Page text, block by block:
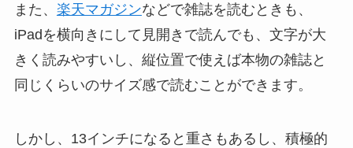
また、 楽天マガジンなどで雑誌を読むときも、
iPadを横向きにして見開きで読んでも、文字が大
きく読みやすいし、縦位置で使えば本物の雑誌と
同じくらいのサイズ感で読むことができます。
しかし、13インチになると重さもあるし、積極的